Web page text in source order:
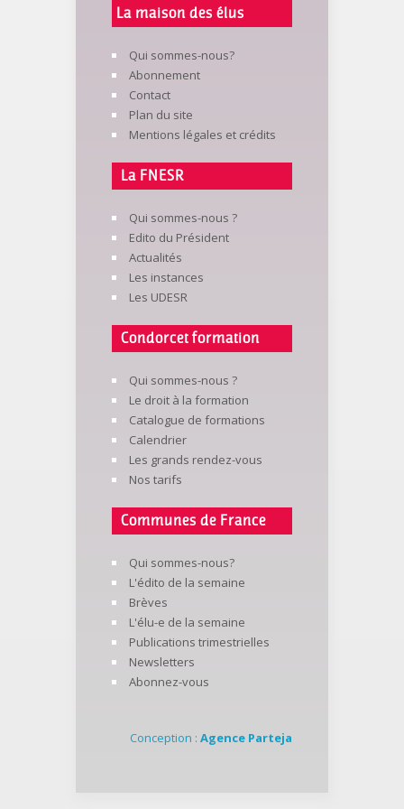
La maison des élus
Qui sommes-nous?
Abonnement
Contact
Plan du site
Mentions légales et crédits
La FNESR
Qui sommes-nous ?
Edito du Président
Actualités
Les instances
Les UDESR
Condorcet formation
Qui sommes-nous ?
Le droit à la formation
Catalogue de formations
Calendrier
Les grands rendez-vous
Nos tarifs
Communes de France
Qui sommes-nous?
L'édito de la semaine
Brèves
L'élu-e de la semaine
Publications trimestrielles
Newsletters
Abonnez-vous
Conception : Agence Parteja